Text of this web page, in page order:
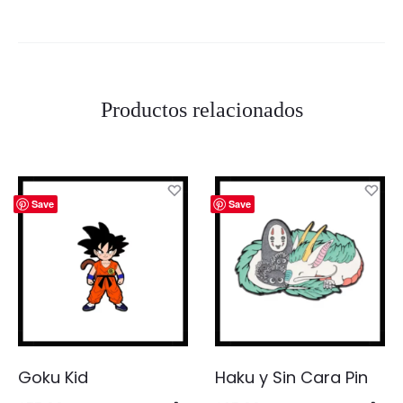
Productos relacionados
Save
Goku Kid
Save
Haku y Sin Cara Pin